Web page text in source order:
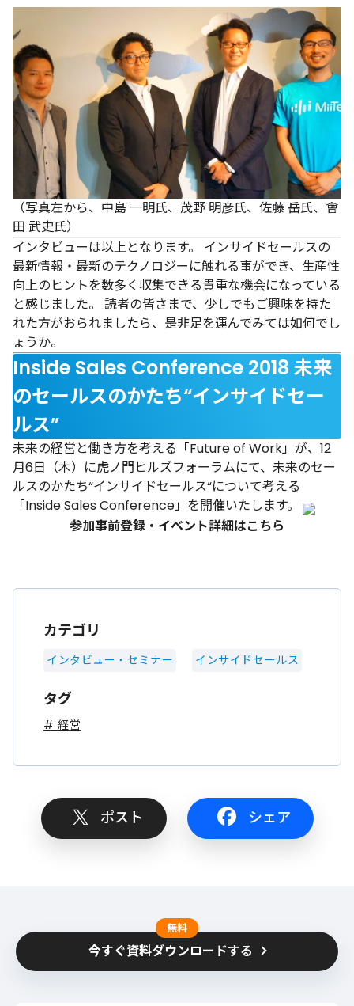
（写真左から、中島 一明氏、茂野 明彦氏、佐藤 岳氏、會
田 武史氏）
インタビューは以上となります。
インサイドセールスの
最新情報・最新のテクノロジーに触れる事ができ、生産性
向上のヒントを数多く収集できる貴重な機会になっている
と感じました。
読者の皆さまで、少しでもご興味を持た
れた方がおられましたら、是非足を運んでみては如何でし
ょうか。
Inside Sales Conference 2018 未来
のセールスのかたち“インサイドセー
ルス”
未来の経営と働き方を考える「Future of Work」が、12
月6日（木）に虎ノ門ヒルズフォーラムにて、未来のセー
ルスのかたち“インサイドセールス“について考える
「Inside Sales Conference」を開催いたします。
参加事前登録・イベント詳細はこちら
カテゴリ
インタビュー・セミナー インサイドセールス
タグ
# 経営
ポスト シェア
無料
今すぐ資料ダウンロードする